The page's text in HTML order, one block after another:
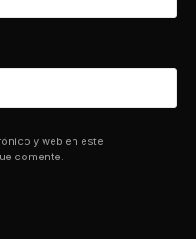
y web en este
comente.